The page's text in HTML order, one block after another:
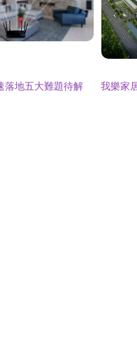
落地五大難題待解